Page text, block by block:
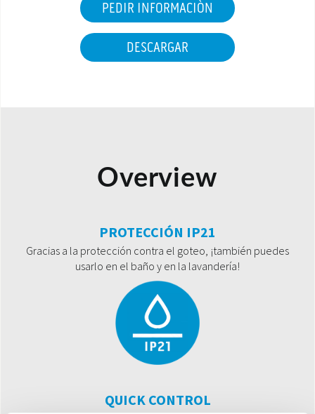
PEDIR INFORMACIÒN
DESCARGAR
Overview
PROTECCIÓN IP21
Gracias a la protección contra el goteo, ¡también puedes
usarlo en el baño y en la lavandería!
QUICK CONTROL